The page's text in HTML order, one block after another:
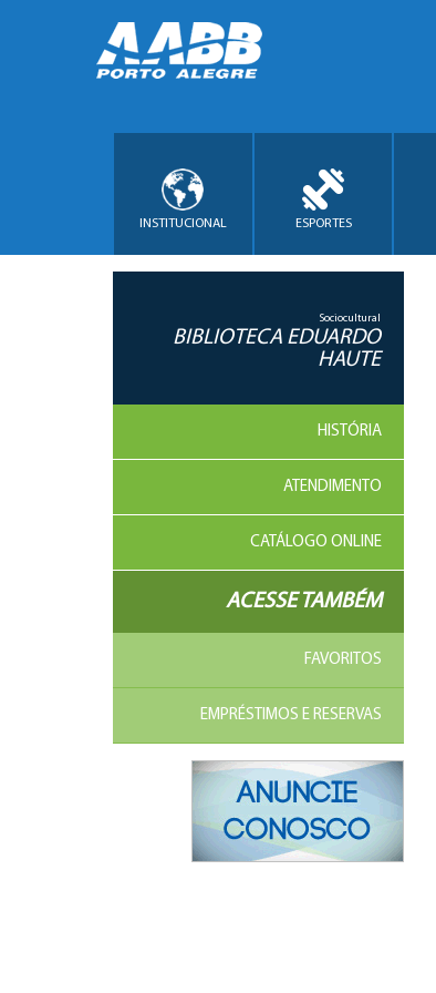
INSTITUCIONAL ESPORTES
Sociocultural
BIBLIOTECA EDUARDO
HAUTE
HISTÓRIA
ATENDIMENTO
CATÁLOGO ONLINE
ACESSE TAMBÉM
FAVORITOS
EMPRÉSTIMOS E RESERVAS